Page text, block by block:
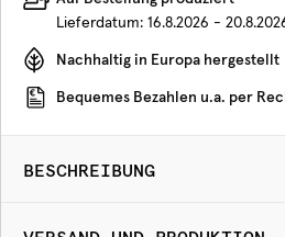
Lieferdatum: 16.8.2026 -
Nachhaltig in Europa hergestellt
Bequemes Bezahlen u.a. per
BESCHREIBUNG